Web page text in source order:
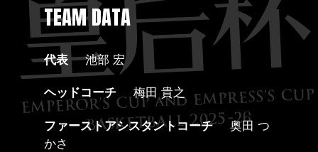
TEAM DATA
代表
池部 宏
ヘッドコーチ
梅田 貴之
ファーストアシスタントコーチ
奥田 つ
かさ